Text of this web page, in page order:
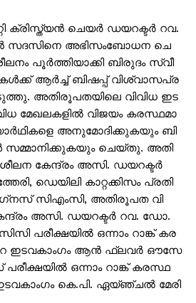
ക്രി​സ്ത്യ​ൻ ചെ​യ​ർ ഡ​യ​റ​ക്ട​ർ റ​വ.
സ​ദ​സി​നെ അ​ഭി​സം​ബോ​ധ​ന ചെ​
പൂ​ർ​ത്തി​യാ​ക്കി​ ബി​രു​ദം സ്വീ​
ആ​ർ​ച്ച് ബി​ഷ​പ്പ് വി​ശ്വാ​സ​പ്ര​
അ​തി​രൂ​പ​ത​യി​ലെ വി​വി​ധ ഇ​ട​
മേ​ഖ​ല​ക​ളി​ൽ വി​ജ​യം ക​ര​സ്ഥ​മാ​
അ​നു​മോ​ദി​ക്കു​ക​യും ബി​
സ​മ്മാ​നി​ക്കു​ക​യും ചെ​യ്തു. അ​തി​
കേ​ന്ദ്രം അ​സി. ഡ​യ​റ​ക്ട​ർ
ഡെ​യി​ലി കാ​റ്റ​ക്കി​സം പ്ര​തി​
സി​എം​സി, അ​തി​രൂ​പ​ത വി​
അ​സി. ഡ​യ​റ​ക്ട​ർ റ​വ. ഡോ.
പ​രീ​ക്ഷ​യി​ൽ ഒ​ന്നാം റാ​ങ്ക് ക​ര​
ഇ​ട​വ​കാം​ഗം ആ​ൻ ഫ്ലവ​ർ ഔ​സേ​
പ​രീ​ക്ഷ​യി​ൽ ഒ​ന്നാം റാ​ങ്ക് ക​ര​സ്ഥ​
കെ.​പി. ഏ​യ്ഞ്ച​ൽ മേ​രി